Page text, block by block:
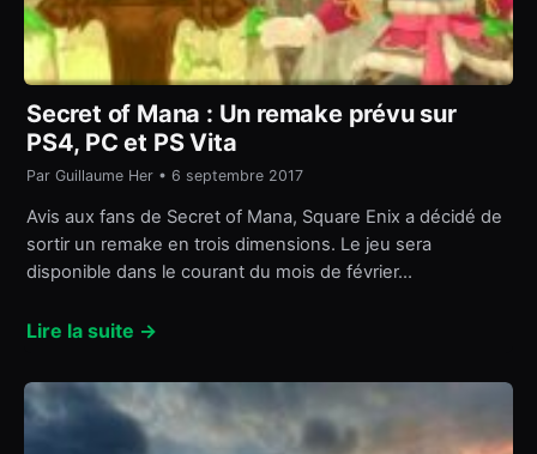
Secret of Mana : Un remake prévu sur
PS4, PC et PS Vita
Par Guillaume Her • 6 septembre 2017
Avis aux fans de Secret of Mana, Square Enix a décidé de
sortir un remake en trois dimensions. Le jeu sera
disponible dans le courant du mois de février…
Lire la suite →